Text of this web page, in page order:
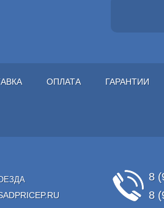
ОПЛАТА ГАРАНТИИ
8
8